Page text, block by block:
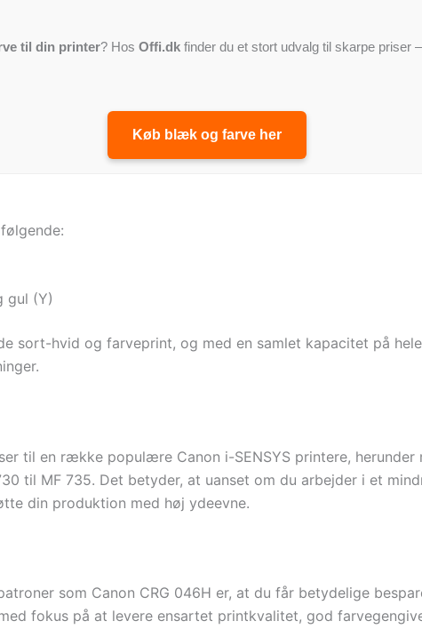
til din printer? Hos Offi.dk finder du et stort udvalg til skarpe priser
Køb blæk og farve her
gul (Y)
sort-hvid og farveprint, og med en samlet kapacitet på
til en række populære Canon i-SENSYS printere, herunder
til MF 735. Det betyder, at uanset om du arbejder i et
din produktion med høj ydeevne.
som Canon CRG 046H er, at du får betydelige
fokus på at levere ensartet printkvalitet, god